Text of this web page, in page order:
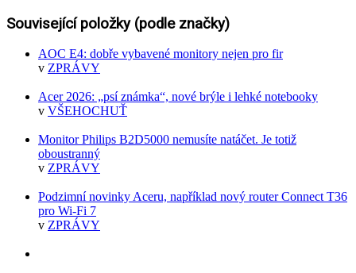
Související položky (podle značky)
AOC E4: dobře vybavené monitory nejen pro fir
v ZPRÁVY
Acer 2026: „psí známka“, nové brýle i lehké notebooky
v VŠEHOCHUŤ
Monitor Philips B2D5000 nemusíte natáčet. Je totiž
oboustranný
v ZPRÁVY
Podzimní novinky Aceru, například nový router Connect T36
pro Wi-Fi 7
v ZPRÁVY